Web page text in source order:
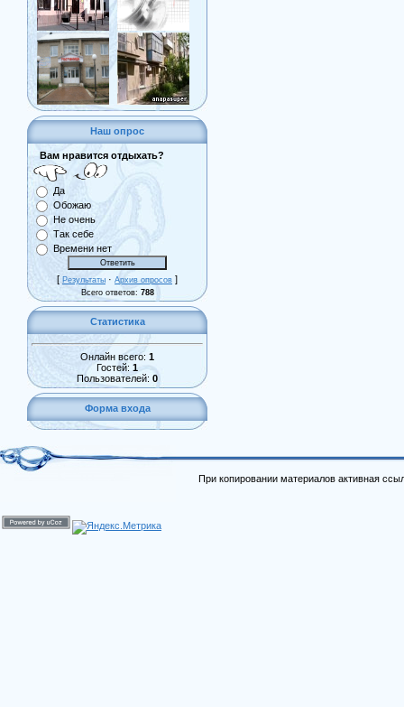
Наш опрос
Вам нравится отдыхать?
Да
Обожаю
Не очень
Так себе
Времени нет
[ Результаты · Архив опросов ]
Всего ответов: 788
Статистика
Онлайн всего: 1
Гостей: 1
Пользователей: 0
Форма входа
При копировании материалов активная